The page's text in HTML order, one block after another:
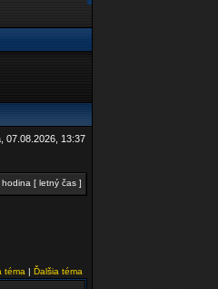
07.08.2026, 13:37
[ letný čas ]
téma | Ďalšia téma